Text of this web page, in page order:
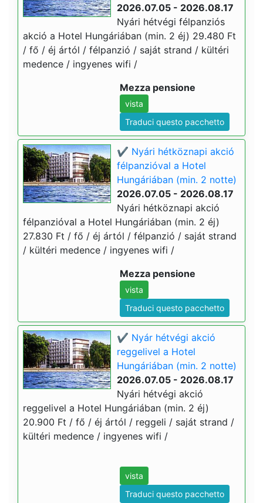
2026.07.05 - 2026.08.17
Nyári hétvégi félpanziós
akció a Hotel Hungáriában (min. 2 éj) 29.480 Ft
/ fő / éj ártól / félpanzió / saját strand / kültéri
medence / ingyenes wifi /
Mezza pensione
vista
Traduci questo pacchetto
✔️ Nyári hétköznapi akció
félpanzióval a Hotel
Hungáriában (min. 2 notte)
2026.07.05 - 2026.08.17
Nyári hétköznapi akció
félpanzióval a Hotel Hungáriában (min. 2 éj)
27.830 Ft / fő / éj ártól / félpanzió / saját strand
/ kültéri medence / ingyenes wifi /
Mezza pensione
vista
Traduci questo pacchetto
✔️ Nyár hétvégi akció
reggelivel a Hotel
Hungáriában (min. 2 notte)
2026.07.05 - 2026.08.17
Nyári hétvégi akció
reggelivel a Hotel Hungáriában (min. 2 éj)
20.900 Ft / fő / éj ártól / reggeli / saját strand /
kültéri medence / ingyenes wifi /
vista
Traduci questo pacchetto